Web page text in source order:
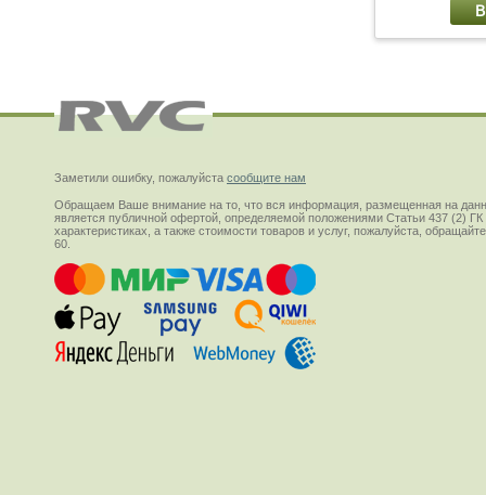
Заметили ошибку, пожалуйста сообщите нам
Обращаем Ваше внимание на то, что вся информация, размещенная на
является публичной офертой, определяемой положениями Статьи 437 (2)
характеристиках, а также стоимости товаров и услуг, пожалуйста,
60.